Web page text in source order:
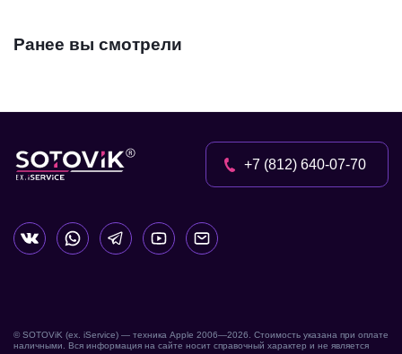
Ранее вы смотрели
+7 (812) 640-07-70
© SOTOViK (ex. iService) — техника Apple 2006—2026. Стоимость указана при оплате
наличными. Вся информация на сайте носит справочный характер и не является